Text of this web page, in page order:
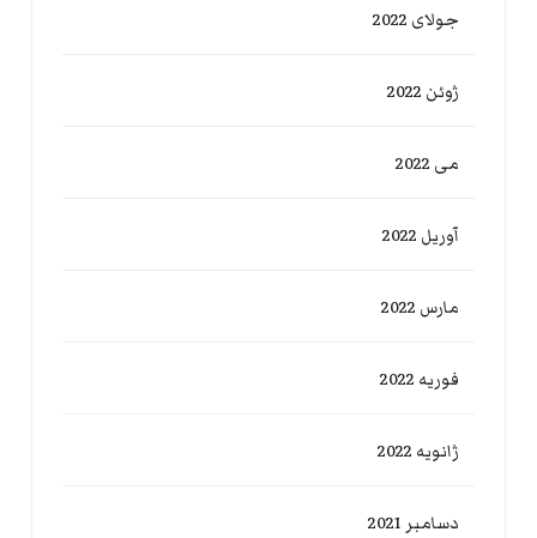
جولای 2022
ژوئن 2022
می 2022
آوریل 2022
مارس 2022
فوریه 2022
ژانویه 2022
دسامبر 2021